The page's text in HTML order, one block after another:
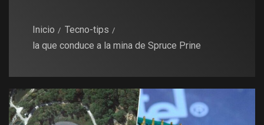
Inicio
Tecno-tips
la que conduce a la mina de Spruce Prine